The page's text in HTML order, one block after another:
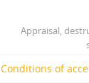
Appraisal,
Conditions of